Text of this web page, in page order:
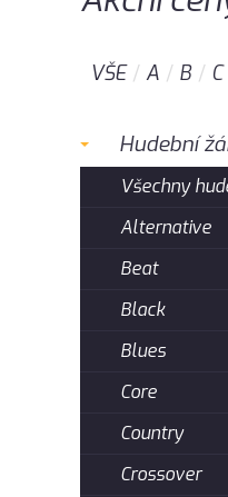
VŠE A B C
Hudební
Všechny
Alternative
Beat
Black
Blues
Core
Country
Crossover